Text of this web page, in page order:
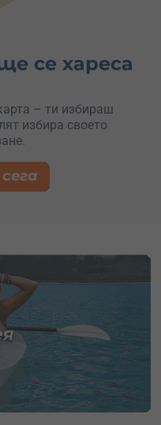
се хареса
– ти избираш
избира своето